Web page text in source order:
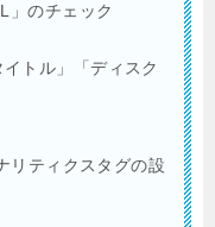
」のチェック
トル」「ディスク
リティクスタグの設